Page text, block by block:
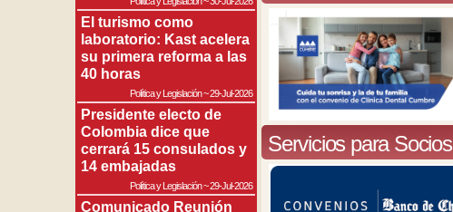
El turismo como
laboratorio: Kast acelera
su primera reforma a las
40 horas
Política y Legislación~29-Jul-2026
Presidente electo de
Colombia dice que
cerrará 15 consulados y
14 embajadas
Política y Legislación~29-Jul-2026
Comunicado Reunión
Servicios para Socios